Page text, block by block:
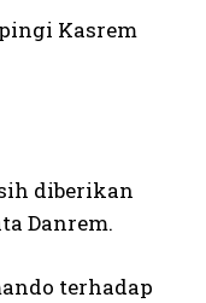
Kasrem
diberikan
Danrem.
terhadap